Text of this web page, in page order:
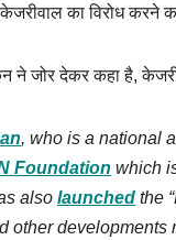
का विरोध करने
ने जोर देकर कहा है,
, who is a national
Foundation which
also launched the
other developments